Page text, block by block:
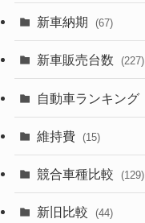
(329)
(526)
(357)
(328)
(242)
(85)
(84)
新車納期 (67)
(28)
(8)
(3)
新車販売台数 (227)
自動車ランキング
維持費 (15)
競合車種比較 (129)
新旧比較 (44)